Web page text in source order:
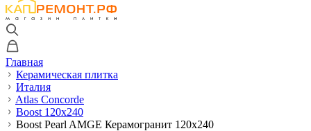
Главная
Керамическая плитка
Италия
Atlas Concorde
Boost 120x240
Boost Pearl AMGE Керамогранит 120x240